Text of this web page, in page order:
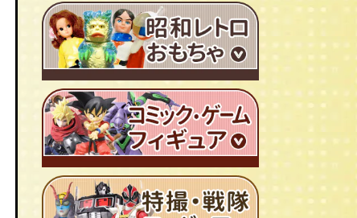
ＴＶアニメ作品 1980年代
特撮・戦隊 TV番組 1960年代
超合金・DX超合金
ソフビ
広告ノベルティグッズ